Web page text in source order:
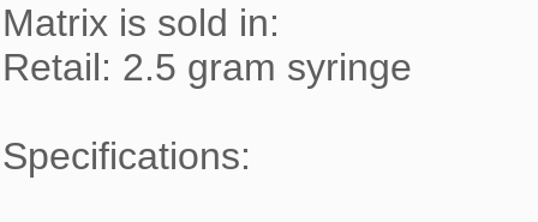
Matrix is sold in:
Retail: 2.5 gram syringe
Specifications: